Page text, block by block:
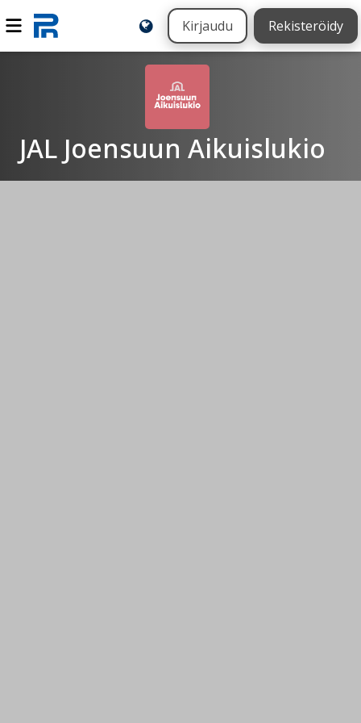
Kirjaudu Rekisteröidy
JAL Joensuun Aikuislukio